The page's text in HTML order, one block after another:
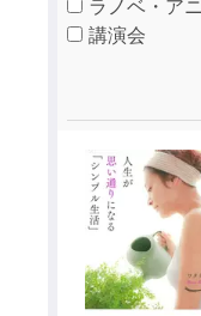
ラノベ・ア
講演会